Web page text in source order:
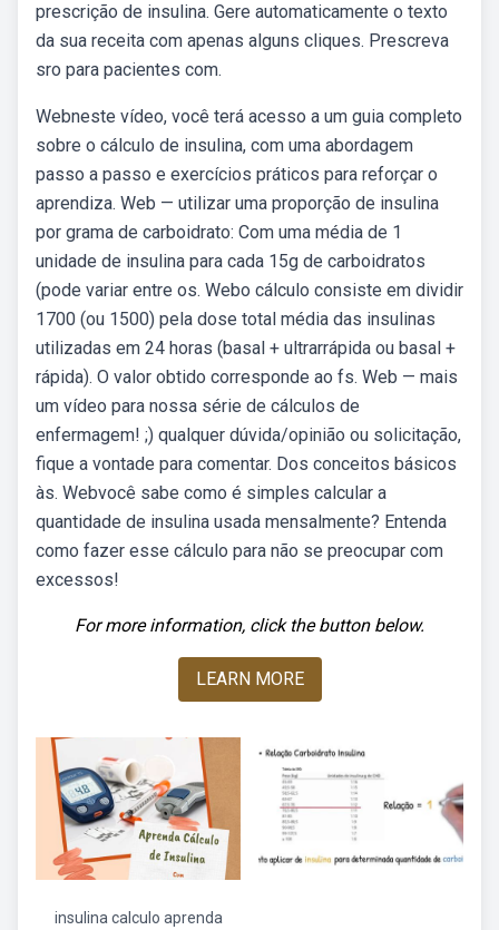
prescrição de insulina. Gere automaticamente o texto
da sua receita com apenas alguns cliques. Prescreva
sro para pacientes com.
Webneste vídeo, você terá acesso a um guia completo
sobre o cálculo de insulina, com uma abordagem
passo a passo e exercícios práticos para reforçar o
aprendiza. Web — utilizar uma proporção de insulina
por grama de carboidrato: Com uma média de 1
unidade de insulina para cada 15g de carboidratos
(pode variar entre os. Webo cálculo consiste em dividir
1700 (ou 1500) pela dose total média das insulinas
utilizadas em 24 horas (basal + ultrarrápida ou basal +
rápida). O valor obtido corresponde ao fs. Web — mais
um vídeo para nossa série de cálculos de
enfermagem! ;) qualquer dúvida/opinião ou solicitação,
fique a vontade para comentar. Dos conceitos básicos
às. Webvocê sabe como é simples calcular a
quantidade de insulina usada mensalmente? Entenda
como fazer esse cálculo para não se preocupar com
excessos!
For more information, click the button below.
LEARN MORE
insulina calculo aprenda